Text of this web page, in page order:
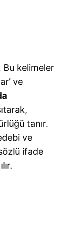
Bu kelimeler
ve
tanır.
ve
ifade